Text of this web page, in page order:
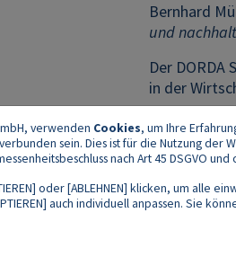
Bernhard
und
Der
in der
verwenden Cookies, um Ihre
sein. Dies ist für die Nutzung
nach Art 45 DSGVO
oder [ABLEHNEN] klicken, um
auch individuell anpassen. Sie